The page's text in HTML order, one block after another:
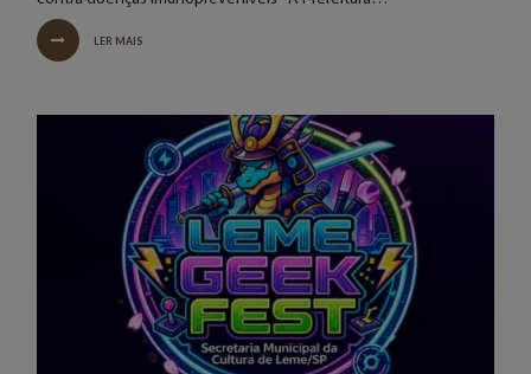
LER MAIS